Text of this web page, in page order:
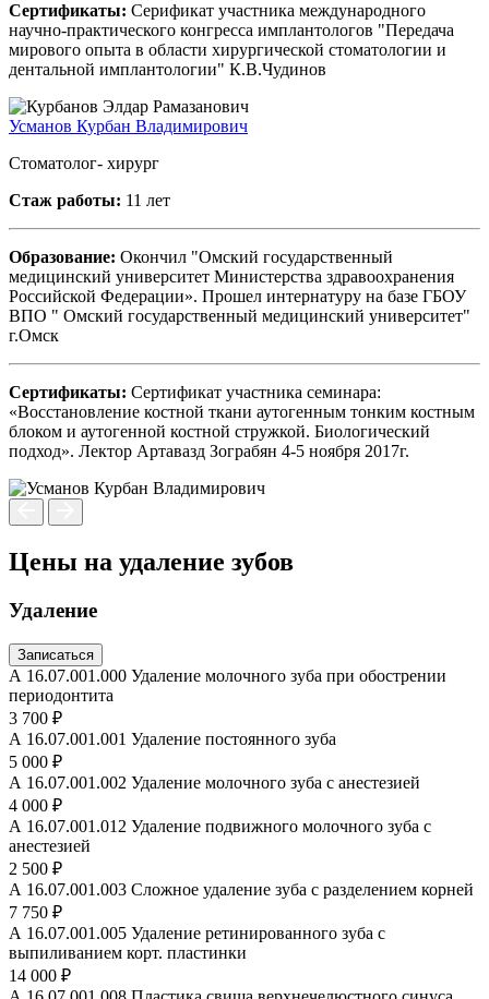
Сертификаты: Серификат участника международного
научно-практического конгресса имплантологов "Передача
мирового опыта в области хирургической стоматологии и
дентальной имплантологии" К.В.Чудинов
Усманов Курбан Владимирович
Стоматолог- хирург
Стаж работы: 11 лет
Образование: Окончил "Омский государственный
медицинский университет Министерства здравоохранения
Российской Федерации». Прошел интернатуру на базе ГБОУ
ВПО " Омский государственный медицинский университет"
г.Омск
Сертификаты: Сертификат участника семинара:
«Восстановление костной ткани аутогенным тонким костным
блоком и аутогенной костной стружкой. Биологический
подход». Лектор Артавазд Зограбян 4-5 ноября 2017г.
Цены на удаление зубов
Удаление
Записаться
А 16.07.001.000 Удаление молочного зуба при обострении
периодонтита
3 700 ₽
А 16.07.001.001 Удаление постоянного зуба
5 000 ₽
А 16.07.001.002 Удаление молочного зуба с анестезией
4 000 ₽
А 16.07.001.012 Удаление подвижного молочного зуба с
анестезией
2 500 ₽
А 16.07.001.003 Сложное удаление зуба с разделением корней
7 750 ₽
А 16.07.001.005 Удаление ретинированного зуба с
выпиливанием корт. пластинки
14 000 ₽